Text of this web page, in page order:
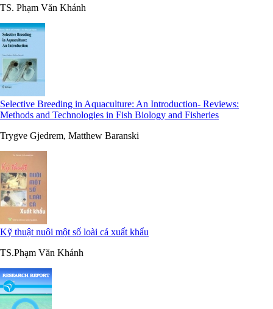
TS. Phạm Văn Khánh
Selective Breeding in Aquaculture: An Introduction- Reviews:
Methods and Technologies in Fish Biology and Fisheries
Trygve Gjedrem, Matthew Baranski
Kỹ thuật nuôi một số loài cá xuất khẩu
TS.Phạm Văn Khánh